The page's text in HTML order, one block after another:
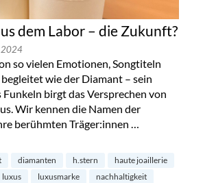
dem Labor – die Zukunft?
2024
so vielen Emotionen, Songtiteln
wie der Diamant – sein
birgt das Versprechen von
Wir kennen die Namen der
berühmten Träger:innen …
Labor – die Zukunft?“
diamanten h.stern
haute joaillerie
luxus luxusmarke
nachhaltigkeit